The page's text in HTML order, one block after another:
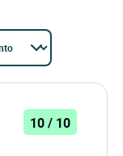
10 / 10